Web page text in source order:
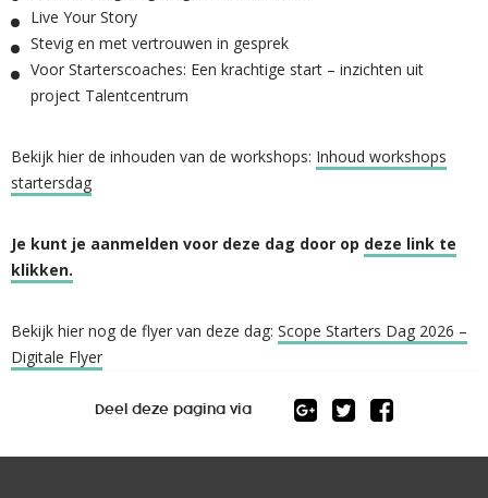
Live Your Story
Stevig en met vertrouwen in gesprek
Voor Starterscoaches: Een krachtige start – inzichten uit
project Talentcentrum
Bekijk hier de inhouden van de workshops: Inhoud workshops
startersdag
Je kunt je aanmelden voor deze dag door op deze link te
klikken.
Bekijk hier nog de flyer van deze dag: Scope Starters Dag 2026 –
Digitale Flyer
Deel deze pagina via